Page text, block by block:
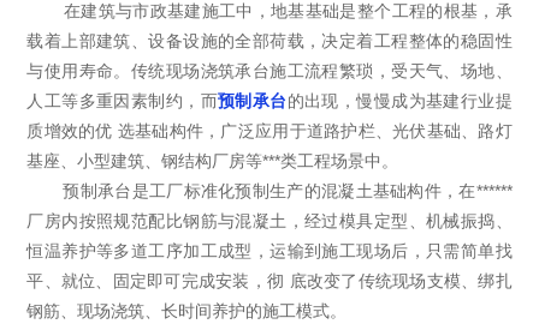
在建筑与市政基建施工中，地基基础是整个工程的根基，承
载着上部建筑、设备设施的全部荷载，决定着工程整体的稳固性
与使用寿命。传统现场浇筑承台施工流程繁琐，受天气、场地、
人工等多重因素制约，而预制承台的出现，慢慢成为基建行业提
质增效的优 选基础构件，广泛应用于道路护栏、光伏基础、路灯
基座、小型建筑、钢结构厂房等***类工程场景中。
预制承台是工厂标准化预制生产的混凝土基础构件，在******
厂房内按照规范配比钢筋与混凝土，经过模具定型、机械振捣、
恒温养护等多道工序加工成型，运输到施工现场后，只需简单找
平、就位、固定即可完成安装，彻 底改变了传统现场支模、绑扎
钢筋、现场浇筑、长时间养护的施工模式。